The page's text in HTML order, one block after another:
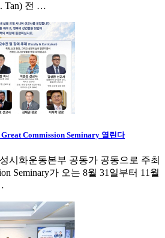
Tan) 전 …
Commission Seminary 열린다
시화운동본부 공동가 공동으로 주최
Seminary가 오는 8월 31일부터 11월